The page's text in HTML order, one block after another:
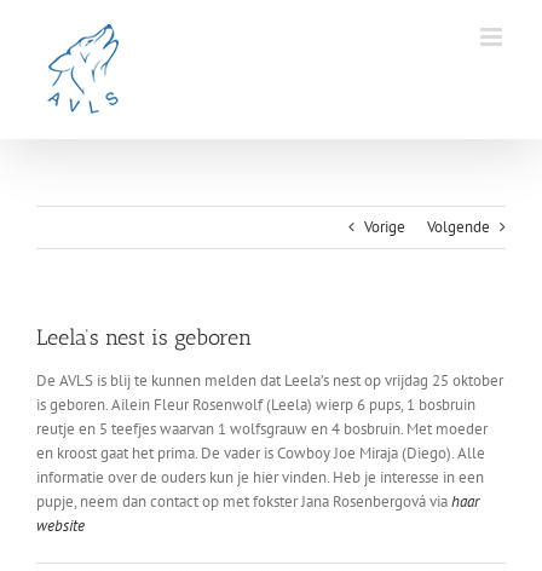
Vorige Volgende
Leela’s nest is geboren
De AVLS is blij te kunnen melden dat Leela’s nest op vrijdag 25 oktober
is geboren. Ailein Fleur Rosenwolf (Leela) wierp 6 pups, 1 bosbruin
reutje en 5 teefjes waarvan 1 wolfsgrauw en 4 bosbruin. Met moeder
en kroost gaat het prima. De vader is Cowboy Joe Miraja (Diego). Alle
informatie over de ouders kun je hier vinden. Heb je interesse in een
pupje, neem dan contact op met fokster Jana Rosenbergová viahaar
website